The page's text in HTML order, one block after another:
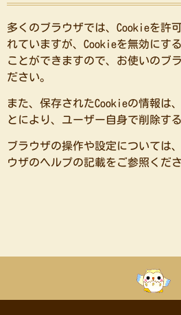
多くのブラウザでは、Cookieを許
れていますが、Cookieを無効にす
ことができますので、お使いのブ
ださい。
また、保存されたCookieの情報は
とにより、ユーザー自身で削除す
ブラウザの操作や設定については
ウザのヘルプの記載をご参照くださ